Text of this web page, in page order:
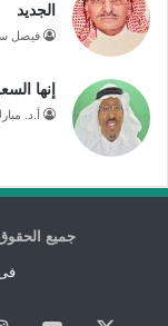
الجديد
فيصل
إنها
أ.د.
جميع
فى